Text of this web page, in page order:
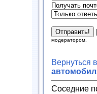
Получать
модератором.
Вернуться
Соседние